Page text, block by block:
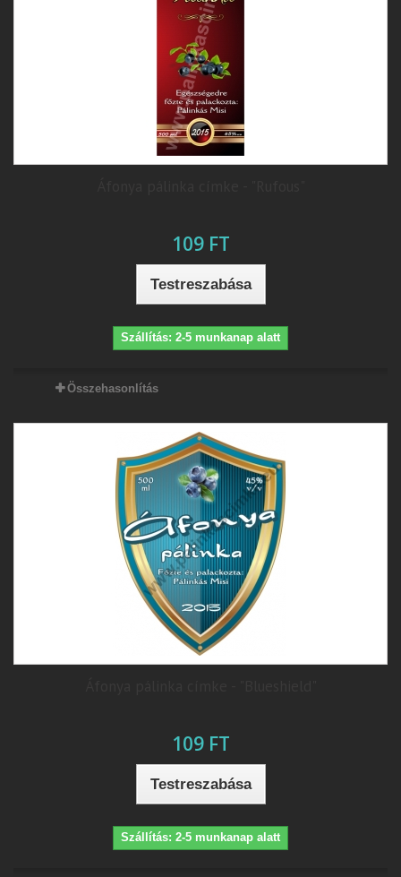
109 FT
Testreszabása
Szállítás: 2-5 munkanap alatt
Összehasonlítás
109 FT
Testreszabása
Szállítás: 2-5 munkanap alatt